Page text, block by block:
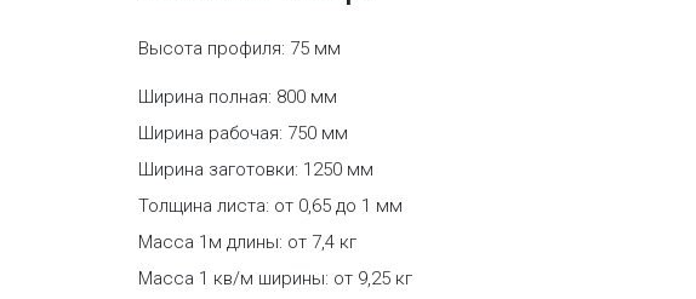
Высота профиля: 75 мм
Ширина полная: 800 мм
Ширина рабочая: 750 мм
Ширина заготовки: 1250 мм
Толщина листа: от 0,65 до 1 мм
Масса 1м длины: от 7,4 кг
Масса 1 кв/м ширины: от 9,25 кг